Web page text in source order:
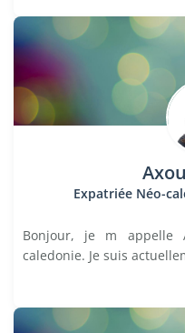
Expatriée Néo-
Bonjour, je m appelle
caledonie. Je suis